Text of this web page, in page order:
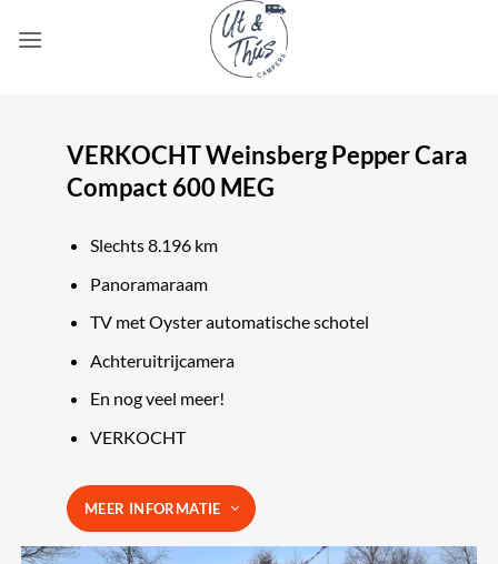
naar
VERKOCHT Weinsberg Pepper Cara
Compact 600 MEG
Slechts 8.196 km
Panoramaraam
TV met Oyster automatische schotel
Achteruitrijcamera
En nog veel meer!
VERKOCHT
MEER INFORMATIE